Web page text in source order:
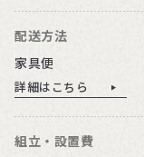
配送方法
家具便
詳細はこちら
組立・設置費